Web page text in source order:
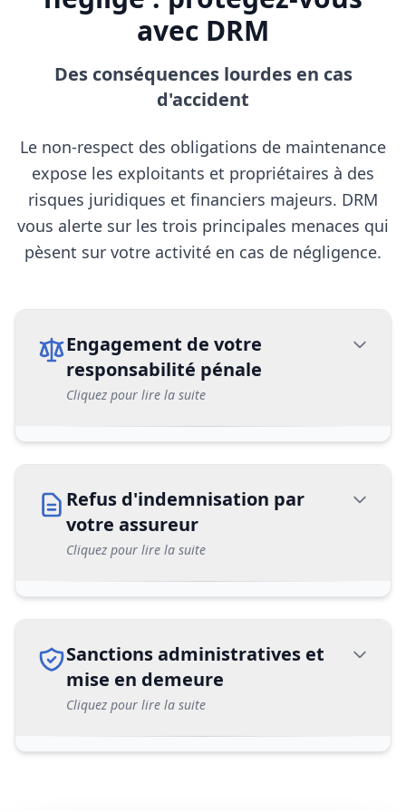
avec DRM
Des conséquences lourdes en cas
d'accident
Le non-respect des obligations de maintenance
expose les exploitants et propriétaires à des
risques juridiques et financiers majeurs. DRM
vous alerte sur les trois principales menaces qui
pèsent sur votre activité en cas de négligence.
Engagement de votre
responsabilité pénale
Cliquez pour lire la suite
Refus d'indemnisation par
votre assureur
Cliquez pour lire la suite
Sanctions administratives et
mise en demeure
Cliquez pour lire la suite